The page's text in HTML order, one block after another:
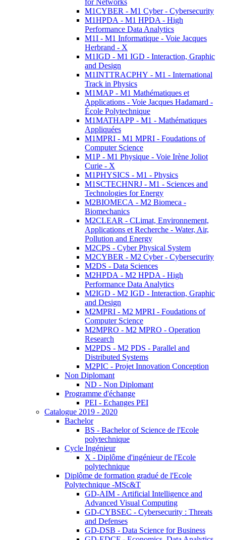
for Networks
M1CYBER - M1 Cyber - Cybersecurity
M1HPDA - M1 HPDA - High
Performance Data Analytics
M1I - M1 Informatique - Voie Jacques
Herbrand - X
M1IGD - M1 IGD - Interaction, Graphic
and Design
M1INTTRACPHY - M1 - International
Track in Physics
M1MAP - M1 Mathématiques et
Applications - Voie Jacques Hadamard -
École Polytechnique
M1MATHAPP - M1 - Mathématiques
Appliquées
M1MPRI - M1 MPRI - Foudations of
Computer Science
M1P - M1 Physique - Voie Irène Joliot
Curie - X
M1PHYSICS - M1 - Physics
M1SCTECHNRJ - M1 - Sciences and
Technologies for Energy
M2BIOMECA - M2 Biomeca -
Biomechanics
M2CLEAR - CLimat, Environnement,
Applications et Recherche - Water, Air,
Pollution and Energy
M2CPS - Cyber Physical System
M2CYBER - M2 Cyber - Cybersecurity
M2DS - Data Sciences
M2HPDA - M2 HPDA - High
Performance Data Analytics
M2IGD - M2 IGD - Interaction, Graphic
and Design
M2MPRI - M2 MPRI - Foudations of
Computer Science
M2MPRO - M2 MPRO - Operation
Research
M2PDS - M2 PDS - Parallel and
Distributed Systems
M2PIC - Projet Innovation Conception
Non Diplomant
ND - Non Diplomant
Programme d'échange
PEI - Echanges PEI
Catalogue 2019 - 2020
Bachelor
BS - Bachelor of Science de l'Ecole
polytechnique
Cycle Ingénieur
X - Diplôme d'ingénieur de l'Ecole
polytechnique
Diplôme de formation gradué de l'Ecole
Polytechnique -MSc&T
GD-AIM - Artificial Intelligence and
Advanced Visual Computing
GD-CYBSEC - Cybersecurity : Threats
and Defenses
GD-DSB - Data Science for Business